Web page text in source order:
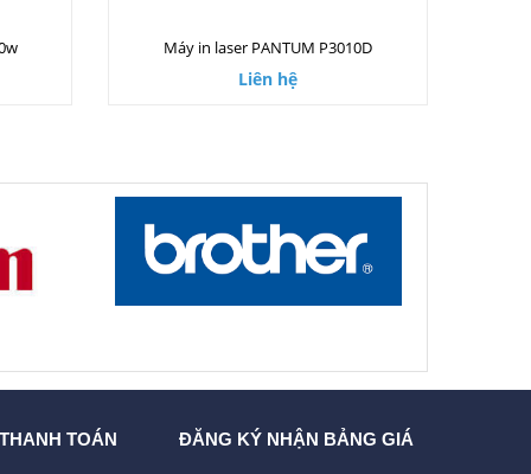
Máy in laser PANTUM P3010D
Liên hệ
TOÁN ĐĂNG KÝ NHẬN BẢNG GIÁ